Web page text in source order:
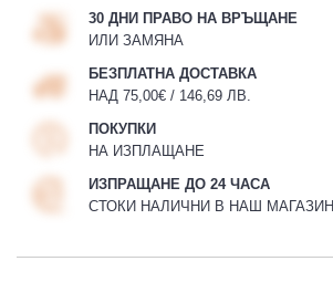
30 ДНИ ПРАВО НА ВРЪЩАНЕ
ИЛИ ЗАМЯНА
БЕЗПЛАТНА ДОСТАВКА
НАД 75,00€ / 146,69 ЛВ.
ПОКУПКИ
НА ИЗПЛАЩАНЕ
ИЗПРАЩАНЕ ДО 24 ЧАСА
СТОКИ НАЛИЧНИ В НАШ МАГАЗИН